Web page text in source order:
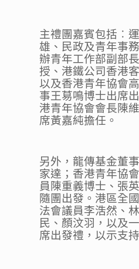
主禮團嘉賓包括︰
雄、民政及青年事
辦青年工作部副部
授、港鐵公司香港
以及香港青年協會
事王䓪鳴博士出席
港青年協會會長陳
席黃嘉純擔任。
另外，龍傳基金董
家達；香港青年協
員陳重義博士、張
隨團出發。港區全
法會議員李浩然、
民、顏汶羽，以及
席出發禮，以示支持